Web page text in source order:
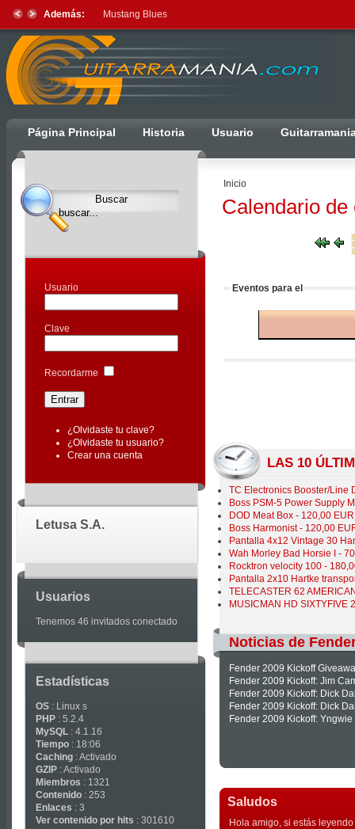
Además: Mustang Blues
Página Principal Historia Usuario
Usuario
Clave
Recordarme
¿Olvidaste tu clave?
¿Olvidaste tu usuario?
Crear una cuenta
Letusa S.A.
Usuarios
Tenemos 46 invitados conectado
Estadísticas
OS : Linux s
PHP : 5.2.4
MySQL : 4.1.16
Tiempo : 18:06
Caching : Activado
GZIP : Activado
Miembros : 1321
Contenido : 253
Enlaces : 3
Ver contenido por hits : 301610
Ulti
Clocks,
an
Ulti
Joomla
product
Extensions
Joomla
Templates
Joomla
Articles
Inicio
Calendario de
Eventos para el
LAS 10
TC Electronics Booster/Line
Boss PSM-5 Power Supply
DOD Meat Box - 120,00 EUR
Boss Harmonist - 120,00
Pantalla 4x12 Vintage 30
Wah Morley Bad Horsie I -
Rocktron velocity 100 -
Pantalla 2x10 Hartke
TELECASTER 62
MUSICMAN HD SIXTYFIVE
Noticias de
Fender 2009 Kickoff
Fender 2009 Kickoff: Jim
Fender 2009 Kickoff: Dick
Fender 2009 Kickoff: Dick
Fender 2009 Kickoff:
Saludos
Hola amigo, si estás